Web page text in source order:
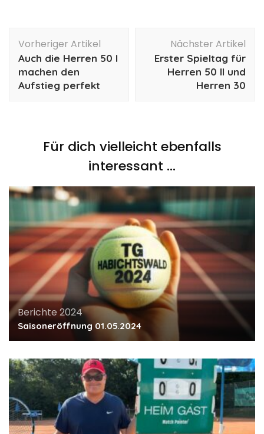
Vorheriger Artikel
Auch die Herren 50 I
machen den
Aufstieg perfekt
Nächster Artikel
Erster Spieltag für
Herren 50 II und
Herren 30
Für dich vielleicht ebenfalls
interessant …
Berichte 2024
Saisoneröffnung 01.05.2024